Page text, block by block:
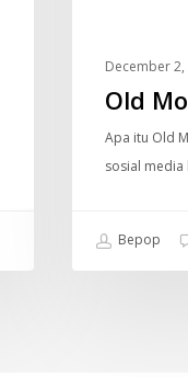
December 2,
Old
Apa itu Old
sosial
Bepop